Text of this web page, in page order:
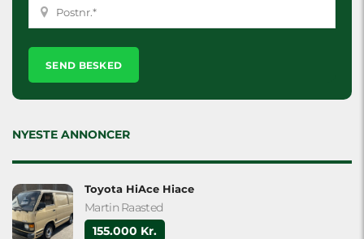
Please
leave
empty.
NYESTE ANNONCER
Toyota HiAce Hiace
Martin Raasted
155.000 Kr.